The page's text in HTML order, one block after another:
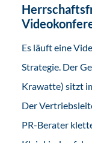
Es läuft eine
Strategie. Der
Krawatte) sitzt
Der
PR-Berater